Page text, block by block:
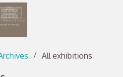
All exhibitions